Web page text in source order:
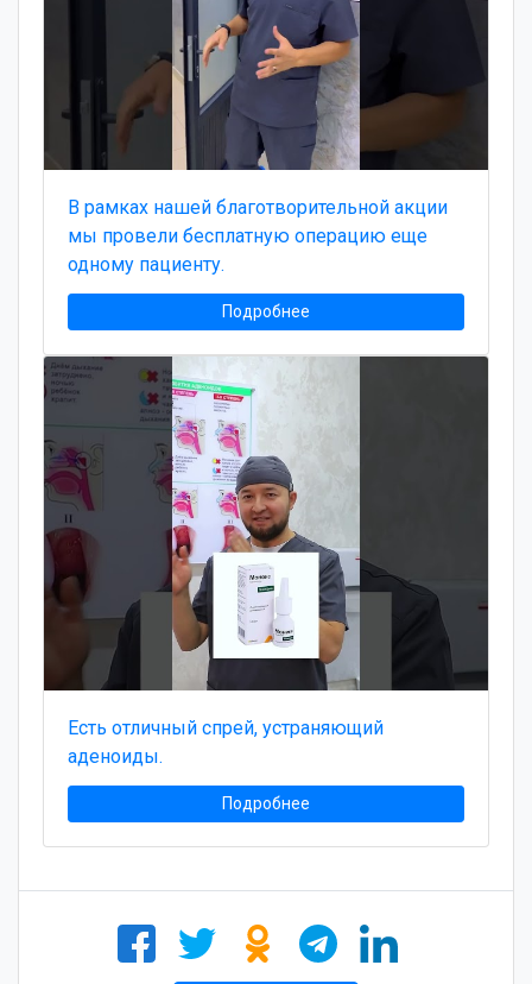
В рамках нашей благотворительной акции
мы провели бесплатную операцию еще
одному пациенту.
Подробнее
Есть отличный спрей, устраняющий
аденоиды.
Подробнее